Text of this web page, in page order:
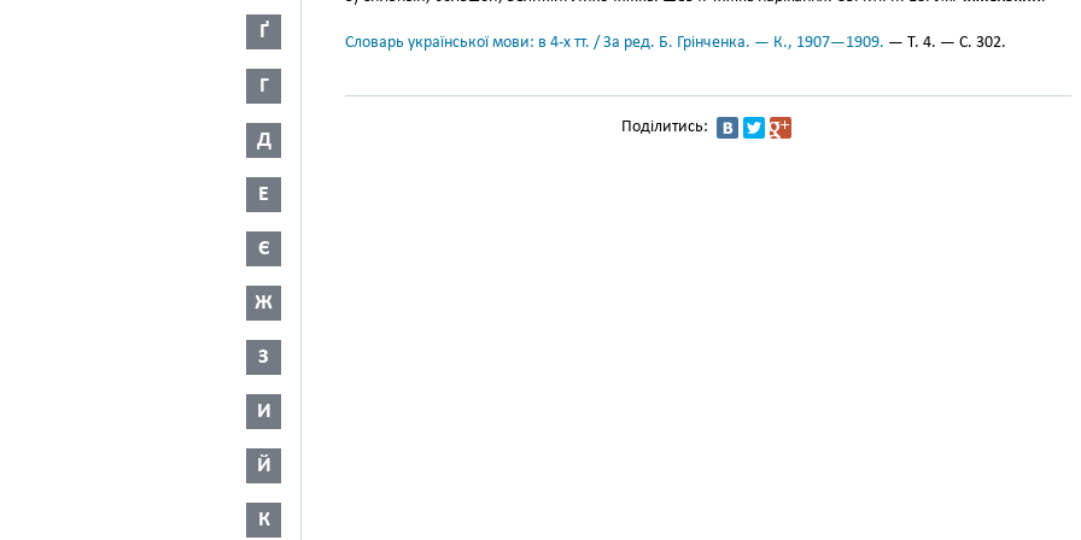
Ґ
Г
Д
Е
Є
Ж
З
И
Й
К
Словарь української мови: в 4-х тт. / За ред. Б. Грінченка. — К., 1907—1909. — Т. 4. — С. 302.
Поділитись: